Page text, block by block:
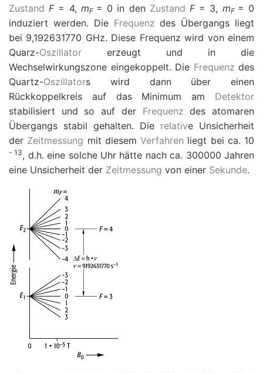
Zustand F = 4, mF = 0 in den Zustand F = 3, mF = 0
induziert werden. Die Frequenz des Übergangs liegt
bei 9,192631770 GHz. Diese Frequenz wird von einem
Quarz-Oszillator erzeugt und in die
Wechselwirkungszone eingekoppelt. Die Frequenz des
Quartz-Oszillators wird dann über einen
Rückkoppelkreis auf das Minimum am Detektor
stabilisiert und so auf der Frequenz des atomaren
Übergangs stabil gehalten. Die relative Unsicherheit
der Zeitmessung mit diesem Verfahren liegt bei ca. 10
- 13, d.h. eine solche Uhr hätte nach ca. 300000 Jahren
eine Unsicherheit der Zeitmessung von einer Sekunde.